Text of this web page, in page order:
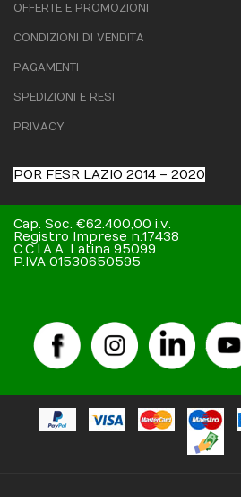
OFFERTE E PROMOZIONI
CONDIZIONI DI VENDITA
PAGAMENTI
SPEDIZIONI E RESI
PRIVACY
POR FESR LAZIO 2014 – 2020
Cap. Soc. €62.400,00 i.v.
Registro Imprese n.17438
C.C.I.A.A. Latina 95099
P.IVA 01530650595